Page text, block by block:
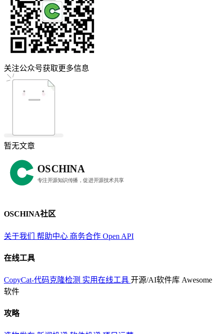
关注公众号获取更多信息
暂无文章
OSCHINA社区
关于我们 帮助中心 商务合作 Open API
在线工具
CopyCat-代码克隆检测 实用在线工具 开源/AI软件库 Awesome
软件
攻略